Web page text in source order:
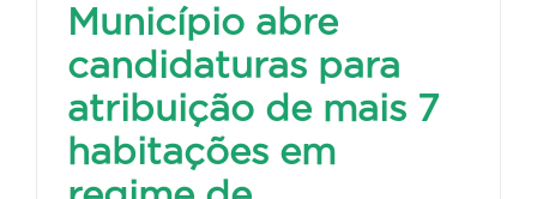
Município abre
candidaturas para
atribuição de mais 7
habitações em